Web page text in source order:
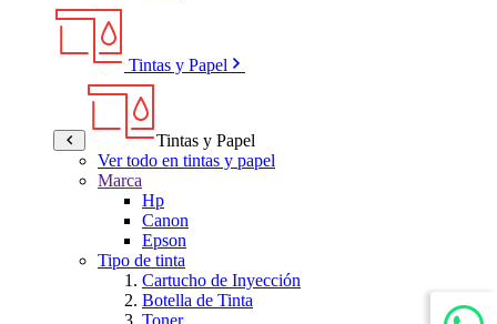
Tintas y Papel
Tintas y Papel
Ver todo en tintas y papel
Marca
Hp
Canon
Epson
Tipo de tinta
Cartucho de Inyección
Botella de Tinta
Toner